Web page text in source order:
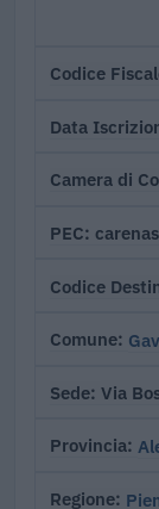
Codice
Data
Camera di
PEC
Codice
Comune
Sede Via
Provincia
Regione